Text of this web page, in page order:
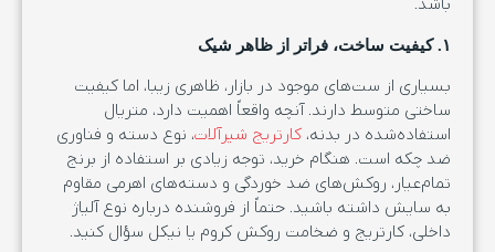
باشد.
۱. کیفیت ساخت، فراتر از ظاهر شیک
بسیاری از ست‌های موجود در بازار، ظاهری زیبا، اما کیفیت
ساختی متوسط دارند. آنچه واقعاً اهمیت دارد، متریال
استفاده‌شده در بدنه، کارتریج شیرآلات، نوع دسته و فناوری
ضد چکه است. هنگام خرید، توجه زیادی بر استفاده از برنج
تمام‌عیار، روکش‌های ضد خوردگی و دسته‌های اهرمی مقاوم
به سایش داشته باشید. حتماً از فروشنده درباره نوع آلیاژ
داخلی، کارتریج و ضخامت روکش کروم یا نیکل سؤال کنید.